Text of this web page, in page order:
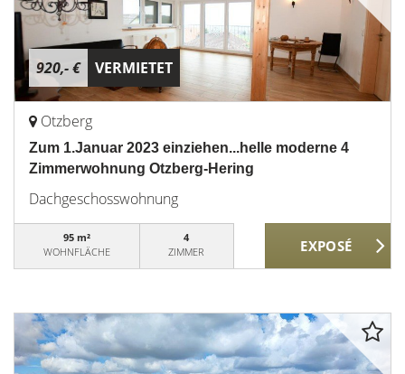
920,- € VERMIETET
Otzberg
Zum 1.Januar 2023 einziehen...helle moderne 4
Zimmerwohnung Otzberg-Hering
Dachgeschosswohnung
95 m²
WOHNFLÄCHE
4
ZIMMER